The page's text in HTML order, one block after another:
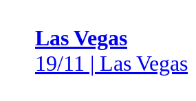
Las Vegas
19/11 | Las Vegas